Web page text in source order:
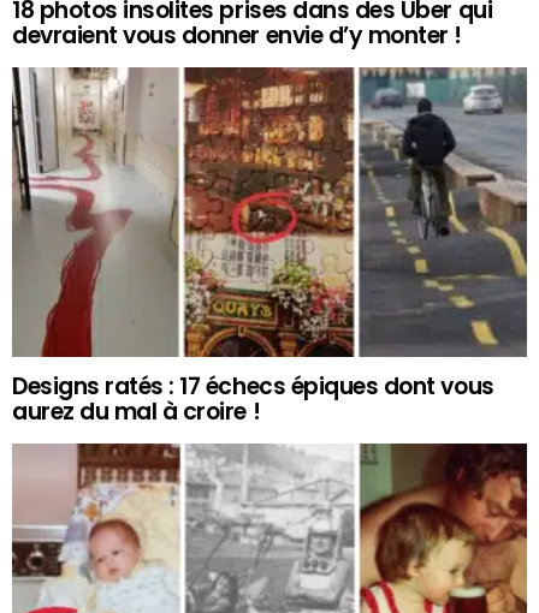
18 photos insolites prises dans des Uber qui
devraient vous donner envie d’y monter !
Designs ratés : 17 échecs épiques dont vous
aurez du mal à croire !